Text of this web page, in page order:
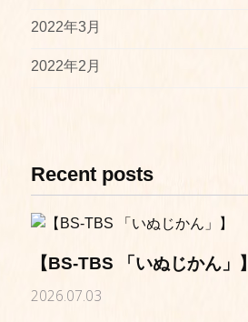
2022年3月
2022年2月
Recent posts
【BS-TBS 「いぬじかん」】
2026.07.03